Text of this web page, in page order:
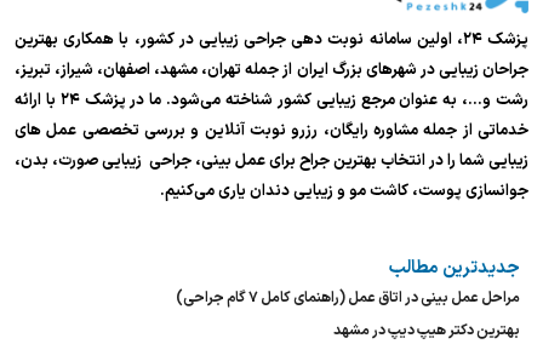
پزشک ۲۴، اولین سامانه نوبت دهی جراحی زیبایی در کشور، با همکاری بهترین
جراحان زیبایی در شهرهای بزرگ ایران از جمله تهران، مشهد، اصفهان، شیراز، تبریز،
رشت و…، به عنوان مرجع زیبایی کشور شناخته می‌شود. ما در پزشک ۲۴ با ارائه
خدماتی از جمله مشاوره رایگان، رزرو نوبت آنلاین و بررسی تخصصی عمل های
زیبایی شما را در انتخاب بهترین جراح برای عمل بینی، جراحی زیبایی صورت، بدن،
جوانسازی پوست، کاشت مو و زیبایی دندان یاری می‌کنیم.
جدیدترین مطالب
مراحل عمل بینی در اتاق عمل (راهنمای کامل ۷ گام جراحی)
بهترین دکتر هیپ دیپ در مشهد